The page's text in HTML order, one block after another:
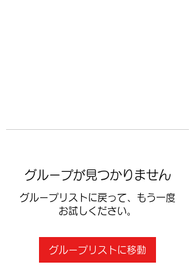
グループが見つかりません
グループリストに戻って、もう一度
お試しください。
グループリストに移動